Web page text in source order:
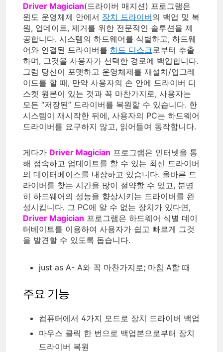
Driver Magician(드라이버 매지션) 프로그램은
윈도 운영체제 안에서 장치 드라이버의 백업 및 복
원, 업데이트, 제거를 위한 전문적인 솔루션을 제
공합니다. 시스템의 하드웨어를 식별하고, 하드웨
어와 연결된 드라이버를 하드 디스크 로부터 추출
하며, 그것을 사용자가 선택한 경로에 백업합니다.
그럼 당신이 포맷하고 운영체제를 재설치/업그레
이드를 할 때, 만약 사용자의 손 안에 드라이버 디
스켓 원본이 있는 것과 꼭 마찬가지로, 사용자는
모든 “저장된” 드라이버를 복원할 수 있습니다. 한
시스템이 재시작한 뒤에, 사용자의 PC는 하드웨어
드라이버를 요구하지 않고, 읽어들여 동작합니다.
게다가 Driver Magician 프로그램은 인터넷을 통
해 접속하고 업데이트를 할 수 있는 최신 드라이버
의 데이터베이스를 내장하고 있습니다. 올바른 드
라이버를 찾는 시간을 많이 절약할 수 있고, 분명
히 하드웨어의 성능을 향상시키는 드라이버를 완
성시킵니다. 그 PC에 알 수 없는 장치가 있다면,
Driver Magician 프로그램은 하드웨어 식별 데이
터베이트를 이용하여 사용자가 쉽고 빠르게 그것
을 발견할 수 있도록 돕습니다.
just as A- A와 꼭 마찬가지로; 마침 A할 때
주요 기능
컴퓨터에서 4가지 모드로 장치 드라이버 백업
마우스 클릭 한 번으로 백업본으로부터 장치
드라이버 복원